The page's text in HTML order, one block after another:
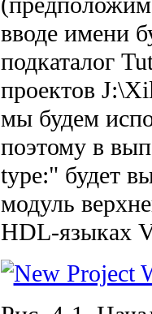
вводе имени
подкаталог
проектов
мы будем
поэтому в
type:" будет
модуль
HDL-языках